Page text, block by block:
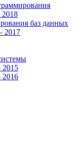
баз данных
2017